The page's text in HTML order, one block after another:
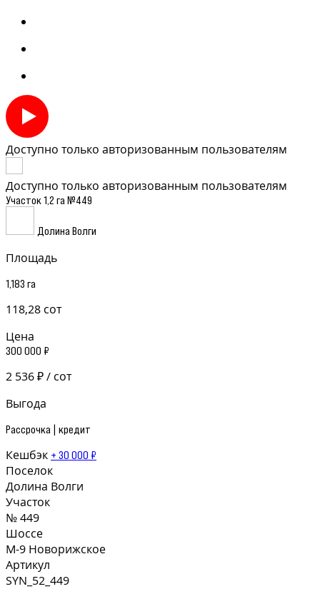
Доступно только авторизованным пользователям
Доступно только авторизованным пользователям
Участок 1,2 га №449
Долина Волги
Площадь
1,183 га
118,28 сот
Цена
300 000 ₽
2 536 ₽ / сот
Выгода
Рассрочка | кредит
Кешбэк + 30 000 ₽
Поселок
Долина Волги
Участок
№ 449
Шоссе
М-9 Новорижское
Артикул
SYN_52_449